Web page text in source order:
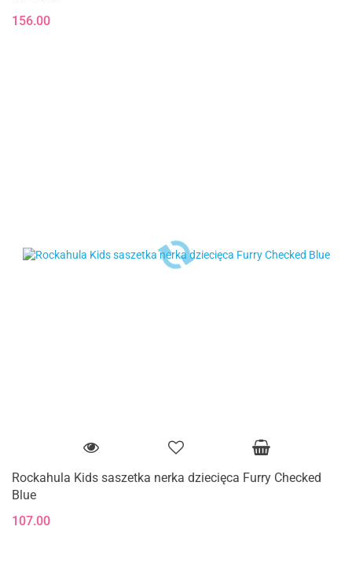
156.00
Rockahula Kids saszetka nerka dziecięca Furry Checked
Blue
107.00